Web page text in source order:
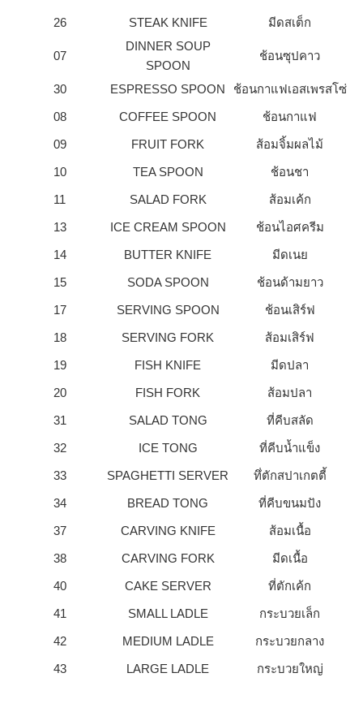
26
STEAK KNIFE มีดสเต็ก
07
DINNER SOUP
SPOON
ช้อนซุปคาว
30 ESPRESSO SPOON
ช้อนกาแฟเอสเพรสโซ่
08
COFFEE SPOON
ช้อนกาแฟ
09
FRUIT FORK
ส้อมจิ้มผลไม้
10
TEA SPOON
ช้อนชา
11
SALAD FORK
ส้อมเค้ก
13
ICE CREAM SPOON
ช้อนไอศครีม
14
BUTTER KNIFE
มีดเนย
15
SODA SPOON
ช้อนด้ามยาว
17
SERVING SPOON
ช้อนเสิร์ฟ
18
SERVING FORK
ส้อมเสิร์ฟ
19
FISH KNIFE
มีดปลา
20
FISH FORK
ส้อมปลา
31
SALAD TONG
ที่คีบสลัด
32
ICE TONG
ที่คีบน้ำแข็ง
33
SPAGHETTI SERVER
ทึ่ตักสปาเกตตี้
34
BREAD TONG
ที่คีบขนมปัง
37
CARVING KNIFE
ส้อมเนื้อ
38
CARVING FORK
มีดเนื้อ
40
CAKE SERVER
ที่ตักเค้ก
41
SMALL LADLE
กระบวยเล็ก
42
MEDIUM LADLE
กระบวยกลาง
43
LARGE LADLE กระบวยใหญ่